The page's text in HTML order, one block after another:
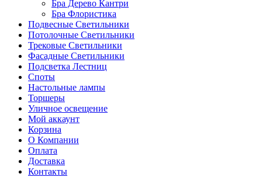
Бра Дерево Кантри
Бра Флористика
Подвесные Светильники
Потолочные Светильники
Трековые Светильники
Фасадные Светильники
Подсветка Лестниц
Споты
Настольные лампы
Торшеры
Уличное освещение
Мой аккаунт
Корзина
О Компании
Оплата
Доставка
Контакты